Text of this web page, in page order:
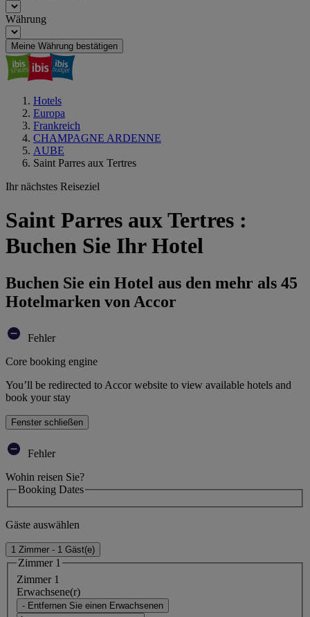
Währung
Meine Währung bestätigen
Hotels
Europa
Frankreich
CHAMPAGNE ARDENNE
AUBE
Saint Parres aux Tertres
Ihr nächstes Reiseziel
Saint Parres aux Tertres :
Buchen Sie Ihr Hotel
Buchen Sie ein Hotel aus den mehr als 45
Hotelmarken von Accor
Fehler
Core booking engine
You’ll be redirected to Accor website to view available hotels and
book your stay
Fenster schließen
Fehler
Wohin reisen Sie?
Booking Dates
Gäste auswählen
1 Zimmer - 1 Gäst(e)
Zimmer 1
Zimmer 1
Erwachsene(r)
- Entfernen Sie einen Erwachsenen